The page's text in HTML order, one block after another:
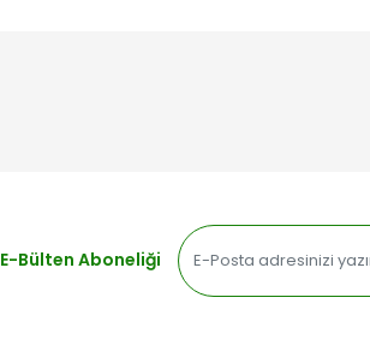
E-Bülten Aboneliği